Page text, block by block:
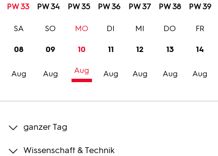
Programm
Trailer
Bilder
PW 33 PW 34 PW 35 PW 36 PW 37 PW 38 PW 39
08
Aug
SA
09
Aug
SO
10
Aug
MO
11
Aug
DI
12
Aug
MI
13
Aug
DO
14
Aug
FR
ganzer Tag
Wissenschaft & Technik